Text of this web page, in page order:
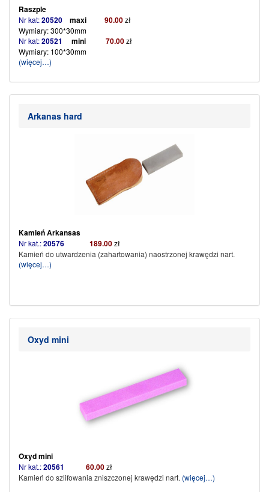
Raszple
Nr kat:20520 maxi 90.00zł
Wymiary: 300*30mm
Nr kat:20521 mini 70.00zł
Wymiary: 100*30mm
(więcej…)
Arkanas hard
Kamień Arkansas
Nr kat.:20576 189.00zł
Kamień do utwardzenia (zahartowania) naostrzonej krawędzi nart.
(więcej…)
Oxyd mini
Oxyd mini
Nr kat.:20561 60.00zł
Kamień do szlifowania zniszczonej krawędzi nart. (więcej…)